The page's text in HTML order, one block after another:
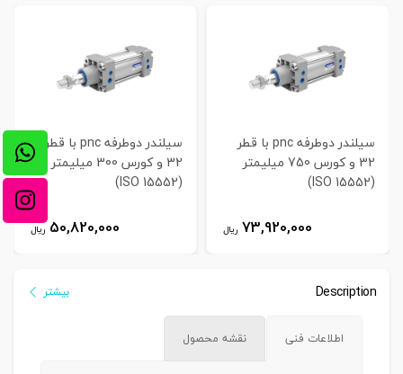
سیلندر دوطرفه pnc با قطر
32 و کورس 750 میلیمتر
(ISO 15552)
73,920,000 ریال
سیلندر دوطرفه pnc با قطر
32 و کورس 300 میلیمتر
(ISO 15552)
50,820,000 ریال
Description بیشتر
اطلاعات فنی نقشه محصول